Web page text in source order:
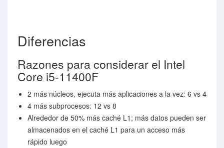
Diferencias
Razones para considerar el Intel
Core i5-11400F
2 más núcleos, ejecuta más aplicaciones a la vez: 6 vs 4
4 más subprocesos: 12 vs 8
Alrededor de 50% más caché L1; más datos pueden ser
almacenados en el caché L1 para un acceso más
rápido luego